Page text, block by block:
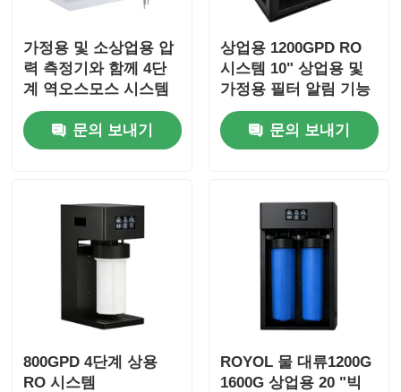
가정용 및 소상업용 압
력 측정기와 함께 4단
계 역오스모스 시스템
문의 보내기
상업용 1200GPD RO
시스템 10" 상업용 및
가정용 필터 알림 기능
이 있는 점보 여과
문의 보내기
800GPD 4단계 상용
RO 시스템
ROYOL 물 대류1200G
1600G 상업용 20 "빅